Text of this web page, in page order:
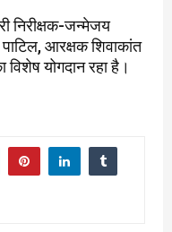
निरीक्षक-जन्मेजय
आरक्षक शिवाकांत
विशेष योगदान रहा है।